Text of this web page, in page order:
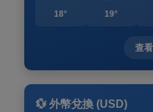
18°
19°
查
💱 外幣兌換 (USD)